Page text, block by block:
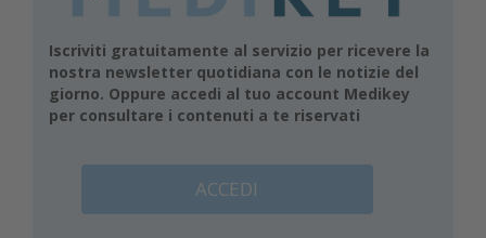
Iscriviti gratuitamente al servizio per ricevere la
nostra newsletter quotidiana con le notizie del
giorno. Oppure accedi al tuo account Medikey
per consultare i contenuti a te riservati
ACCEDI